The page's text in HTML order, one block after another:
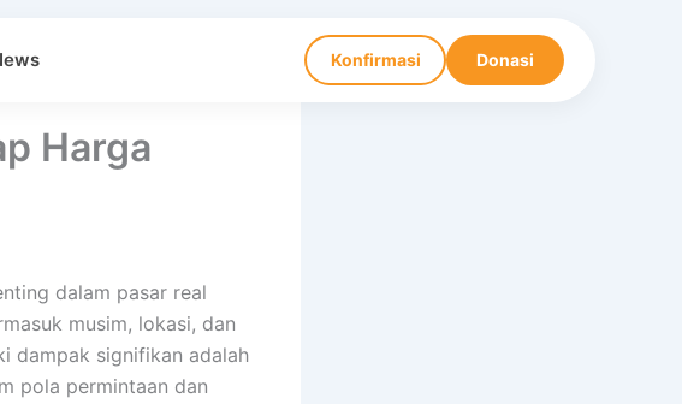
Konfirmasi Donasi
Harga
dalam pasar real
musim, lokasi, dan
dampak signifikan adalah
pola permintaan dan